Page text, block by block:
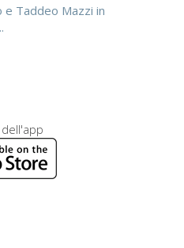
e Taddeo Mazzi in